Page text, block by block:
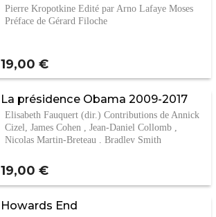
Pierre Kropotkine Edité par Arno Lafaye Moses
Préface de Gérard Filoche
Prix
19,00 €
La présidence Obama 2009-2017
Elisabeth Fauquert (dir.) Contributions de Annick
Cizel, James Cohen , Jean-Daniel Collomb ,
Nicolas Martin-Breteau , Bradley Smith
Prix
19,00 €
Howards End